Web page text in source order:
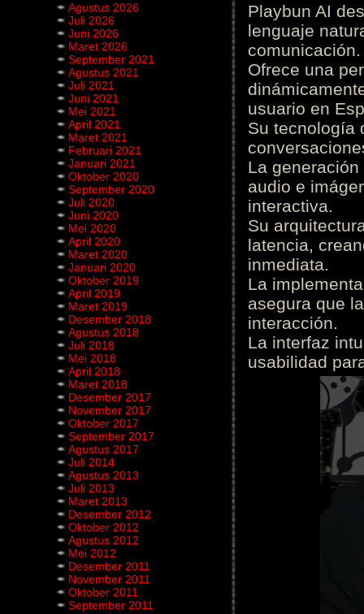
Agustus 2026
Juli 2026
Juni 2026
Maret 2026
September 2021
Agustus 2021
Juli 2021
Juni 2021
Mei 2021
April 2021
Maret 2021
Februari 2021
Januari 2021
Oktober 2020
September 2020
Juli 2020
Juni 2020
Mei 2020
April 2020
Maret 2020
Januari 2020
Oktober 2019
April 2019
Maret 2019
Desember 2018
Agustus 2018
Juli 2018
Mei 2018
April 2018
Maret 2018
Desember 2017
November 2017
Oktober 2017
September 2017
Agustus 2017
Juli 2014
Agustus 2013
Juli 2013
Maret 2013
Desember 2012
Oktober 2012
Agustus 2012
Mei 2012
Desember 2011
November 2011
Oktober 2011
September 2011
Playbun AI
lenguaje
comunicación.
Ofrece una
usuario en
Su tecnología
La
audio e
interactiva.
Su
latencia,
inmediata.
La
asegura que
interacción.
La interfaz
usabilidad